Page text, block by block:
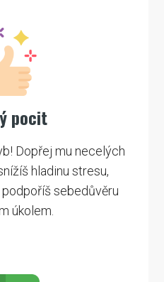
pocit
Dopřej mu necelých
hladinu stresu,
sebedůvěru
úkolem.